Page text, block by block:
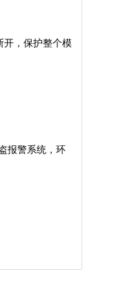
开，保护整个模
报警系统，环